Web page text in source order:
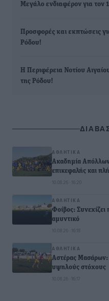
Μεγάλο ενδιαφέρον για τον
Προσφορές και εκπτώσεις
Ρόδου!
Η Περιφέρεια Νοτίου
της Ρόδου!
ΑΘΛΗΤΙΚΆ
Ακαδημία
επικεφαλής και
10.08.26 · 16:20
ΑΘΛΗΤΙΚΆ
Φοίβος: Συνεχίζει
αμυντικό
10.08.26 · 16:18
ΑΘΛΗΤΙΚΆ
Αστέρας Μασάρων:
υψηλούς στόχους
10.08.26 · 16:17